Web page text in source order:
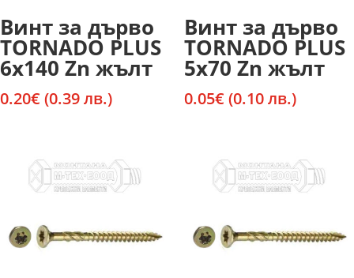
Винт за дърво
TORNADO PLUS
6х140 Zn жълт
0.20€ (0.39 лв.)
Винт за дърво
TORNADO PLUS
5х70 Zn жълт
0.05€ (0.10 лв.)